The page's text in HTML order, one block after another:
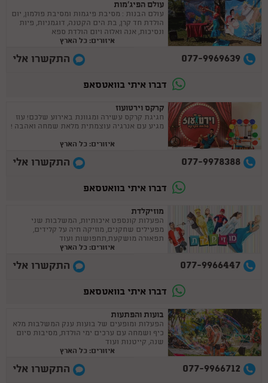
עולם הפיג'מות
עולם הבנות : מסיבת פיגמות ומסיבת פולמון, יום
הולדת חד קרן, בת הים הקטנה, דוגמניות, פיות
ונסיכות, אנה ואלזה ויום הולדת ספא
איזורים: כל הארץ
077-9969639 התקשרו אלי
דברו איתי בוואטסאפ
קרקס וירטועוז
חגיגת קרקס עשירה ומגוונת באירוע שלכם! עוז
מגיע עם אנרגיה עוצמתית מלאת שמחה ואהבה !
איזורים: כל הארץ
077-9978388 התקשרו אלי
דברו איתי בוואטסאפ
מוזיקלדת
הפעלות קונספט איכותיות, המשלבות שני
מפעילים שחקנים, מוזיקה חיה על קלידים,
תפאורה מושקעת,תחפושות ועוד
איזורים: כל הארץ
077-9966447 התקשרו אלי
דברו איתי בוואטסאפ
בועות והפתעות
הפעלות ומופעים של בועות ענק המשלבות מלא
כיף ושמחה עם ערכים ימי הולדת, מסיבות סיום
שנה, קייטנות ועוד
איזורים: כל הארץ
077-9966712 התקשרו אלי